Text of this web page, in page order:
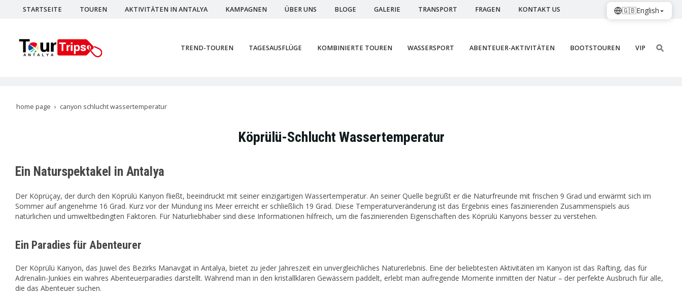
STARTSEITE TOUREN AKTIVITÄTEN IN ANTALYA KAMPAGNEN ÜBER UNS BLOGE GALERIE TRANSPORT FRAGEN KONTAKT US
TREND-TOUREN TAGESAUSFLÜGE KOMBINIERTE TOUREN WASSERSPORT ABENTEUER-AKTIVITÄTEN BOOTSTOUREN VIP
home page canyon schlucht wassertemperatur
Köprülü-Schlucht Wassertemperatur
Ein Naturspektakel in Antalya
Der Köprüçay, der durch den Köprülü Kanyon fließt, beeindruckt mit seiner einzigartigen Wassertemperatur. An seiner Quelle begrüßt er die Naturfreunde mit frischen 9 Grad und erwärmt sich im
Sommer auf angenehme 16 Grad. Kurz vor der Mündung ins Meer erreicht er schließlich 19 Grad. Diese Temperaturveränderung ist das Ergebnis eines faszinierenden Zusammenspiels aus
natürlichen und umweltbedingten Faktoren. Für Naturliebhaber sind diese Informationen hilfreich, um die faszinierenden Eigenschaften des Köprülü Kanyons besser zu verstehen.
Ein Paradies für Abenteurer
Der Köprülü Kanyon, das Juwel des Bezirks Manavgat in Antalya, bietet zu jeder Jahreszeit ein unvergleichliches Naturerlebnis. Eine der beliebtesten Aktivitäten im Kanyon ist das Rafting, das für
Adrenalin-Junkies ein wahres Abenteuerparadies darstellt. Während man in den kristallklaren Gewässern paddelt, erlebt man aufregende Momente inmitten der Natur – der perfekte Ausbruch für alle,
die das Abenteuer suchen.
🇬🇧English